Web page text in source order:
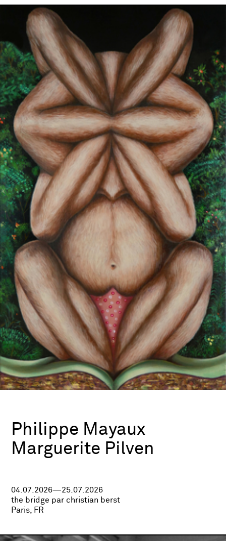
Philippe Mayaux
Marguerite Pilven
04.07.2026—25.07.2026
the bridge par christian berst
Paris, FR